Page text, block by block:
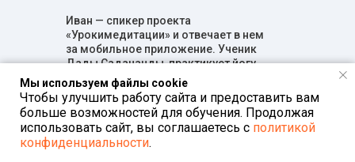
Иван — спикер проекта
«Урокимедитации» и отвечает в нем
за мобильное приложение. Ученик
Дады Садананды, практикует йогу
и медитацию с 2009 года. Пишет
мантра-музыку и играет в Cosmic Love.
Мы используем файлы cookie
Чтобы улучшить работу сайта и предоставить вам
больше возможностей для обучения. Продолжая
использовать сайт, вы соглашаетесь с политикой
конфиденциальности.